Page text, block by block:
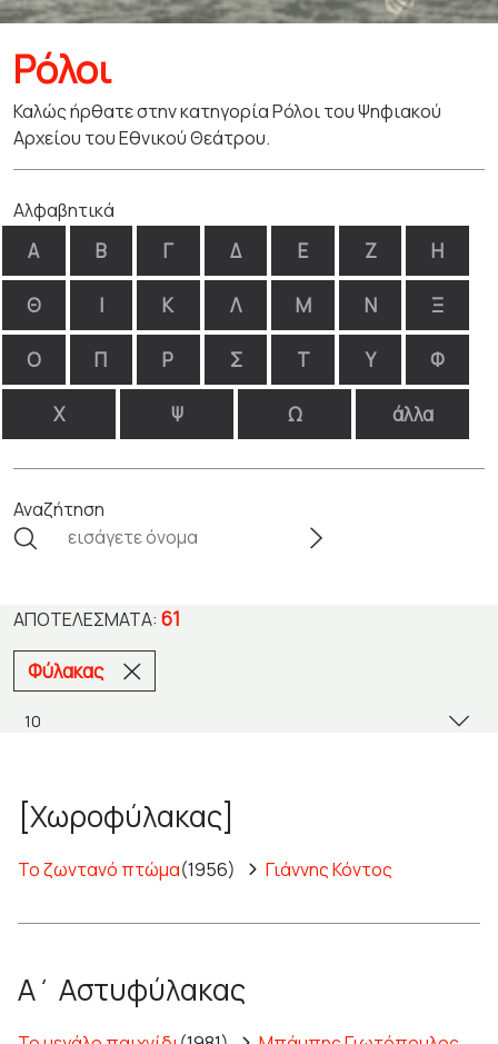
Ρόλοι
Καλώς ήρθατε στην κατηγορία Ρόλοι του Ψηφιακού
Αρχείου του Εθνικού Θεάτρου.
Αλφαβητικά
Α Β Γ Δ Ε Ζ Η
Θ Ι Κ Λ Μ Ν Ξ
Ο Π Ρ Σ Τ Υ Φ
Χ Ψ Ω άλλα
Αναζήτηση
ΑΠΟΤΕΛΈΣΜΑΤΑ: 61
Φύλακας
[Χωροφύλακας]
Το ζωντανό πτώμα(1956) Γιάννης Κόντος
Α΄ Αστυφύλακας